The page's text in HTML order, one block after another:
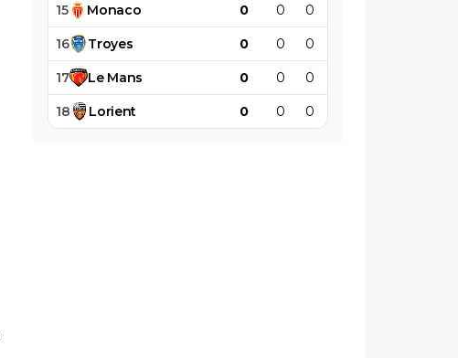
15 Monaco 0 0 0
16 Troyes 0 0 0
17 Le Mans 0 0 0
18 Lorient 0 0 0